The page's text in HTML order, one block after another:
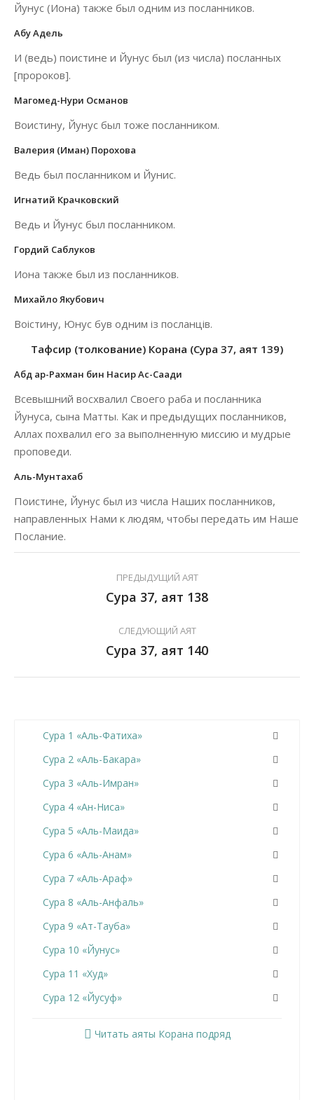
Йунус (Иона) также был одним из посланников.
Абу Адель
И (ведь) поистине и Йунус был (из числа) посланных
[пророков].
Магомед-Нури Османов
Воистину, Йунус был тоже посланником.
Валерия (Иман) Порохова
Ведь был посланником и Йунис.
Игнатий Крачковский
Ведь и Йунус был посланником.
Гордий Саблуков
Иона также был из посланников.
Михайло Якубович
Воістину, Юнус був одним із посланців.
Тафсир (толкование) Корана (Сура 37, аят 139)
Абд ар-Рахман бин Насир Ас-Саади
Всевышний восхвалил Своего раба и посланника
Йунуса, сына Матты. Как и предыдущих посланников,
Аллах похвалил его за выполненную миссию и мудрые
проповеди.
Аль-Мунтахаб
Поистине, Йунус был из числа Наших посланников,
направленных Нами к людям, чтобы передать им Наше
Послание.
ПРЕДЫДУЩИЙ АЯТ
Сура 37, аят 138
СЛЕДУЮЩИЙ АЯТ
Сура 37, аят 140
Сура 1 «Аль-Фатиха»
Сура 2 «Аль-Бакара»
Сура 3 «Аль-Имран»
Сура 4 «Ан-Ниса»
Сура 5 «Аль-Маида»
Сура 6 «Аль-Анам»
Сура 7 «Аль-Араф»
Сура 8 «Аль-Анфаль»
Сура 9 «Ат-Тауба»
Сура 10 «Йунус»
Сура 11 «Худ»
Сура 12 «Йусуф»
Читать аяты Корана подряд